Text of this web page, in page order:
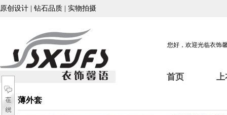
原创设计 | 钻石品质 | 实物拍摄
您好，欢迎光临衣饰
首页 上
薄外套